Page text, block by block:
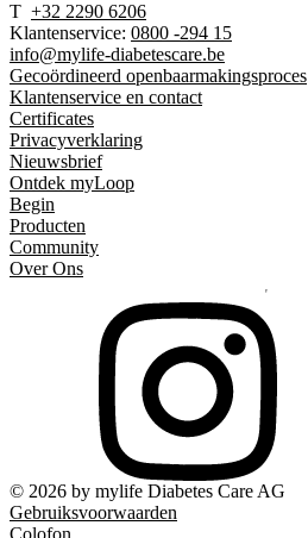
T +32 2290 6206
Klantenservice: 0800 -294 15
info@mylife-diabetescare.be
Gecoördineerd openbaarmakingsproces
Klantenservice en contact
Certificates
Privacyverklaring
Nieuwsbrief
Ontdek myLoop
Begin
Producten
Community
Over Ons
© 2026 by mylife Diabetes Care AG
Gebruiksvoorwaarden
Colofon